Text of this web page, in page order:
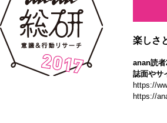
楽しさ
anan読者
誌面やサ
https://
https://